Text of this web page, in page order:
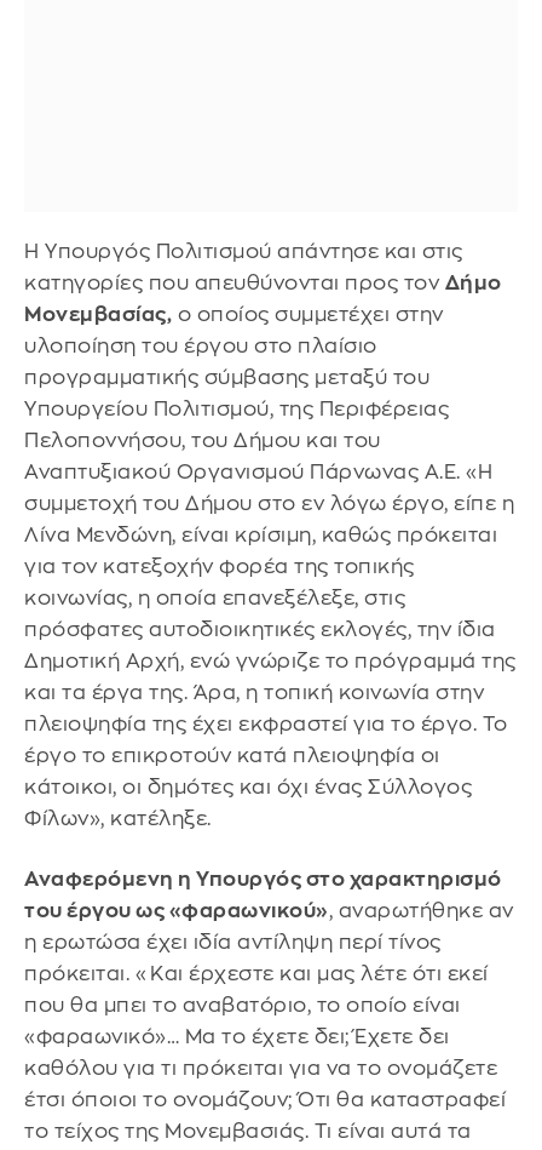
Η Υπουργός Πολιτισμού απάντησε και στις
κατηγορίες που απευθύνονται προς τον Δήμο
Μονεμβασίας, ο οποίος συμμετέχει στην
υλοποίηση του έργου στο πλαίσιο
προγραμματικής σύμβασης μεταξύ του
Υπουργείου Πολιτισμού, της Περιφέρειας
Πελοποννήσου, του Δήμου και του
Αναπτυξιακού Οργανισμού Πάρνωνας Α.Ε. «H
συμμετοχή του Δήμου στο εν λόγω έργο, είπε η
Λίνα Μενδώνη, είναι κρίσιμη, καθώς πρόκειται
για τον κατεξοχήν φορέα της τοπικής
κοινωνίας, η οποία επανεξέλεξε, στις
πρόσφατες αυτοδιοικητικές εκλογές, την ίδια
Δημοτική Αρχή, ενώ γνώριζε το πρόγραμμά της
και τα έργα της. Άρα, η τοπική κοινωνία στην
πλειοψηφία της έχει εκφραστεί για το έργο. Το
έργο το επικροτούν κατά πλειοψηφία οι
κάτοικοι, οι δημότες και όχι ένας Σύλλογος
Φίλων», κατέληξε.
Αναφερόμενη η Υπουργός στο χαρακτηρισμό
του έργου ως «φαραωνικού», αναρωτήθηκε αν
η ερωτώσα έχει ιδία αντίληψη περί τίνος
πρόκειται. «Και έρχεστε και μας λέτε ότι εκεί
που θα μπει το αναβατόριο, το οποίο είναι
«φαραωνικό»… Μα το έχετε δει; Έχετε δει
καθόλου για τι πρόκειται για να το ονομάζετε
έτσι όποιοι το ονομάζουν; Ότι θα καταστραφεί
το τείχος της Μονεμβασιάς. Τι είναι αυτά τα